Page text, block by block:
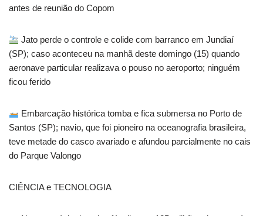
antes de reunião do Copom
Jato perde o controle e colide com barranco em Jundiaí
(SP); caso aconteceu na manhã deste domingo (15) quando
aeronave particular realizava o pouso no aeroporto; ninguém
ficou ferido
Embarcação histórica tomba e fica submersa no Porto de
Santos (SP); navio, que foi pioneiro na oceanografia brasileira,
teve metade do casco avariado e afundou parcialmente no cais
do Parque Valongo
CIÊNCIA e TECNOLOGIA